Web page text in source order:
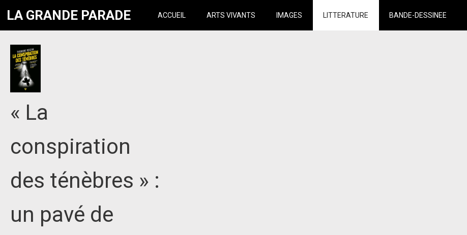
LA GRANDE PARADE ACCUEIL ARTS VIVANTS IMAGES LITTERATURE BANDE-DESSINEE
« La
conspiration
des ténèbres » :
un pavé de